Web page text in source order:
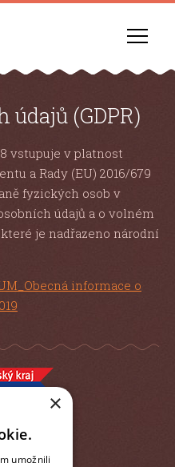
údajů (GDPR)
vstupuje v platnost
a Rady (EU) 2016/679
fyzických osob v
údajů a o volném
je nadřazeno národní
informace o
×
umožnili